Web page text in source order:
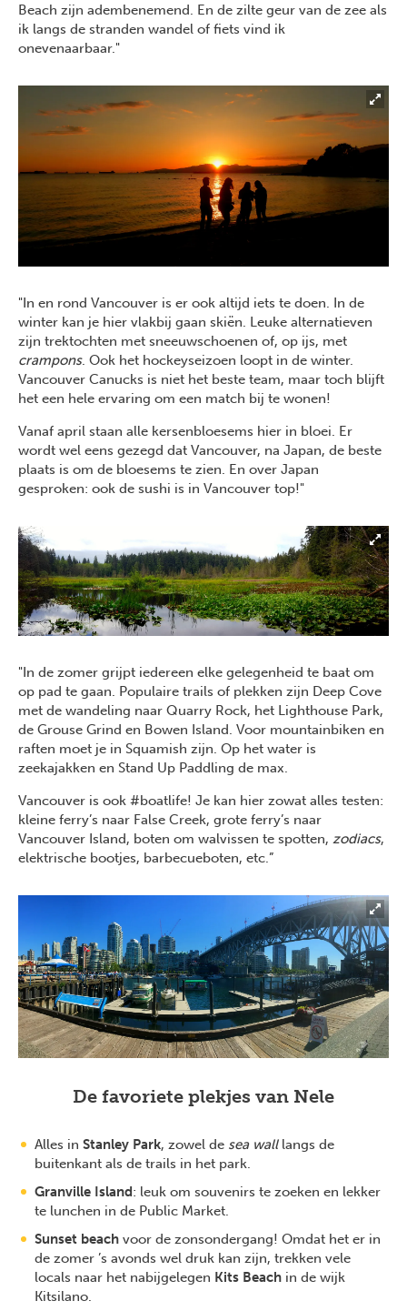
Beach zijn adembenemend. En de zilte geur van de zee als
ik langs de stranden wandel of fiets vind ik
onevenaarbaar."
"In en rond Vancouver is er ook altijd iets te doen. In de
winter kan je hier vlakbij gaan skiën. Leuke alternatieven
zijn trektochten met sneeuwschoenen of, op ijs, met
crampons. Ook het hockeyseizoen loopt in de winter.
Vancouver Canucks is niet het beste team, maar toch blijft
het een hele ervaring om een match bij te wonen!
Vanaf april staan alle kersenbloesems hier in bloei. Er
wordt wel eens gezegd dat Vancouver, na Japan, de beste
plaats is om de bloesems te zien. En over Japan
gesproken: ook de sushi is in Vancouver top!"
"In de zomer grijpt iedereen elke gelegenheid te baat om
op pad te gaan. Populaire trails of plekken zijn Deep Cove
met de wandeling naar Quarry Rock, het Lighthouse Park,
de Grouse Grind en Bowen Island. Voor mountainbiken en
raften moet je in Squamish zijn. Op het water is
zeekajakken en Stand Up Paddling de max.
Vancouver is ook #boatlife! Je kan hier zowat alles testen:
kleine ferry’s naar False Creek, grote ferry’s naar
Vancouver Island, boten om walvissen te spotten, zodiacs,
elektrische bootjes, barbecueboten, etc.”
De favoriete plekjes van Nele
Alles in Stanley Park, zowel de sea walllangs de
buitenkant als de trails in het park.
Granville Island: leuk om souvenirs te zoeken en lekker
te lunchen in de Public Market.
Sunset beach voor de zonsondergang! Omdat het er in
de zomer ’s avonds wel druk kan zijn, trekken vele
locals naar het nabijgelegen Kits Beach in de wijk
Kitsilano.